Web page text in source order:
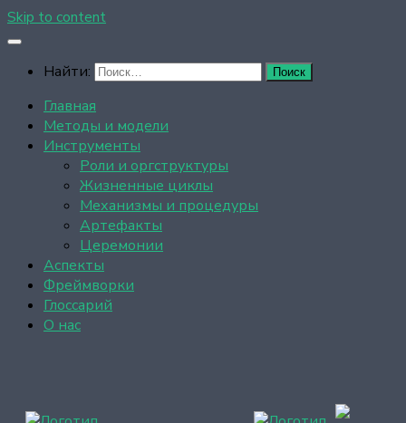
Skip to content
Найти:
Главная
Методы и модели
Инструменты
Роли и оргструктуры
Жизненные циклы
Механизмы и процедуры
Артефакты
Церемонии
Аспекты
Фреймворки
Глоссарий
О нас